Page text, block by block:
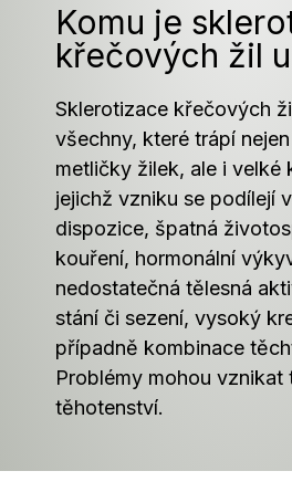
Komu je
křečových žil
Sklerotizace křečových
všechny, které trápí
metličky žilek, ale i velké
jejichž vzniku se podílejí
dispozice, špatná
kouření, hormonální
nedostatečná tělesná
stání či sezení, vysoký
případně kombinace
Problémy mohou vznikat
těhotenství.